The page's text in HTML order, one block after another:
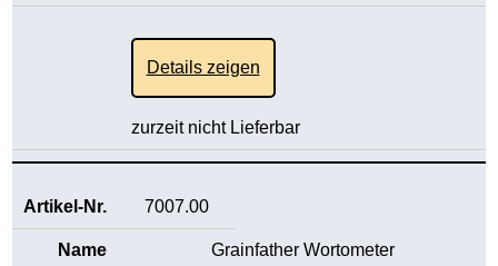
Details zeigen
zurzeit nicht Lieferbar
7007.00
Grainfather Wortometer